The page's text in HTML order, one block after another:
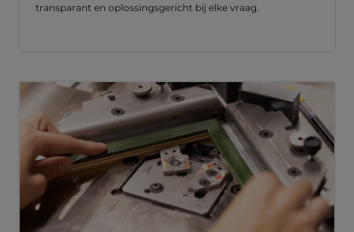
transparant en oplossingsgericht bij elke vraag.